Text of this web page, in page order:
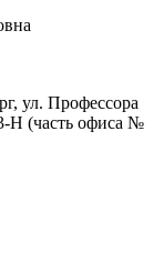
ул. Профессора
Н (часть офиса №